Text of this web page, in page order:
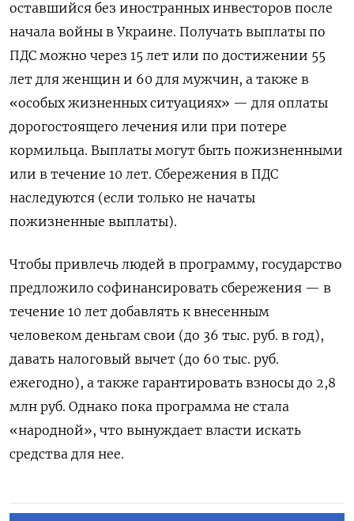
оставшийся без иностранных инвесторов после
начала войны в Украине. Получать выплаты по
ПДС можно через 15 лет или по достижении 55
лет для женщин и 60 для мужчин, а также в
«особых жизненных ситуациях» — для оплаты
дорогостоящего лечения или при потере
кормильца. Выплаты могут быть пожизненными
или в течение 10 лет. Сбережения в ПДС
наследуются (если только не начаты
пожизненные выплаты).
Чтобы привлечь людей в программу, государство
предложило софинансировать сбережения — в
течение 10 лет добавлять к внесенным
человеком деньгам свои (до 36 тыс. руб. в год),
давать налоговый вычет (до 60 тыс. руб.
ежегодно), а также гарантировать взносы до 2,8
млн руб. Однако пока программа не стала
«народной», что вынуждает власти искать
средства для нее.